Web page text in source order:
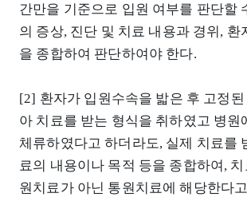
간만을 기준으로 입원 여부를 판단할
의 증상, 진단 및 치료 내용과 경위, 환
을 종합하여 판단하여야 한다.
[2] 환자가 입원수속을 밟은 후 고정
아 치료를 받는 형식을 취하였고 병원
체류하였다고 하더라도, 실제 치료를
료의 내용이나 목적 등을 종합하여,
원치료가 아닌 통원치료에 해당한다